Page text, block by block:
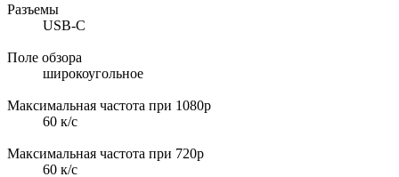
Разъемы
USB-C
Поле обзора
широкоугольное
Максимальная частота при 1080p
60 к/с
Максимальная частота при 720p
60 к/с